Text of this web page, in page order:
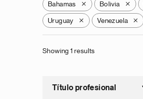
Bahamas X Bolivia X
Uruguay X Venezuela X
Showing 1 results
Título profesional